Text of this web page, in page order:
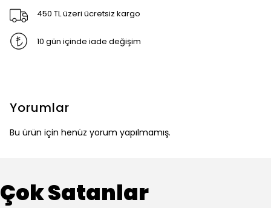
450 TL üzeri ücretsiz kargo
10 gün içinde iade değişim
Yorumlar
Bu ürün için henüz yorum yapılmamış.
Çok Satanlar